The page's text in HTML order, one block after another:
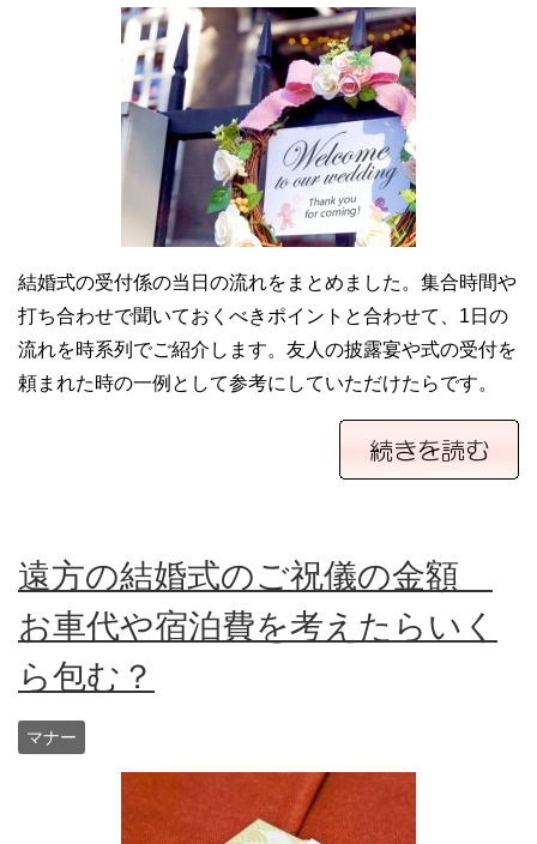
結婚式の受付係の当日の流れをまとめました。集合時間や
打ち合わせで聞いておくべきポイントと合わせて、1日の
流れを時系列でご紹介します。友人の披露宴や式の受付を
頼まれた時の一例として参考にしていただけたらです。
遠方の結婚式のご祝儀の金額
お車代や宿泊費を考えたらいく
ら包む？
マナー